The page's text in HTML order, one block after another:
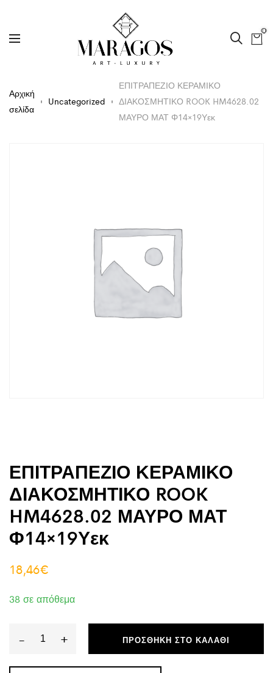
0
Αρχική
σελίδα
Uncategorized
ΕΠΙΤΡΑΠΕΖΙΟ ΚΕΡΑΜΙΚΟ
ΔΙΑΚΟΣΜΗΤΙΚΟ ROOK HM4628.02
ΜΑΥΡΟ ΜΑΤ Φ14×19Υεκ
ΕΠΙΤΡΑΠΕΖΙΟ ΚΕΡΑΜΙΚΟ
ΔΙΑΚΟΣΜΗΤΙΚΟ ROOK
HM4628.02 ΜΑΥΡΟ ΜΑΤ
Φ14×19Υεκ
18,46€
38 σε απόθεμα
-
ΕΠΙΤΡΑΠΕΖΙΟ
ΚΕΡΑΜΙΚΟ
+ ΠΡΟΣΘΉΚΗ ΣΤΟ ΚΑΛΆΘΙ